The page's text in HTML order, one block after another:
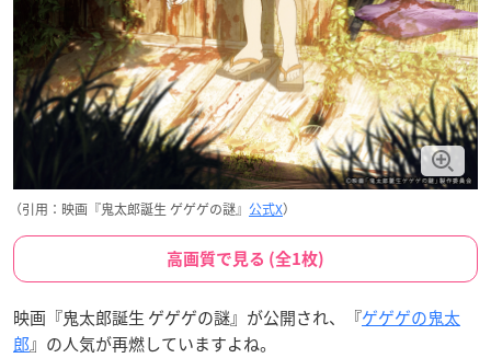
（引用：映画『鬼太郎誕生 ゲゲゲの謎』 公式X）
高画質で見る (全1枚)
映画『鬼太郎誕生 ゲゲゲの謎』が公開され、『ゲゲゲの鬼太
郎』の人気が再燃していますよね。